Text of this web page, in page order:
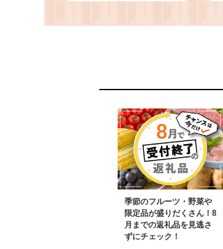
さとのうぜい コシヒカ
季節のフルーツ・野菜や
限定品が盛りだくさん！8
月までの返礼品を見逃さ
ずにチェック！